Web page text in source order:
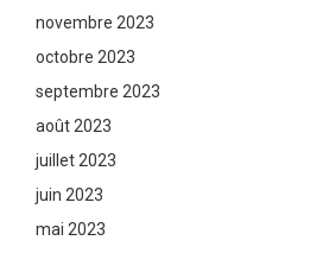
novembre 2023
octobre 2023
septembre 2023
août 2023
juillet 2023
juin 2023
mai 2023